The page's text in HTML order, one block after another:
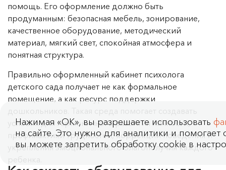
помощь. Его оформление должно быть
продуманным: безопасная мебель, зонирование,
качественное оборудование, методический
материал, мягкий свет, спокойная атмосфера и
понятная структура.
Правильно оформленный кабинет психолога
детского сада получает не как формальное
помещение, а как ресурс поддержки
условия для гармоничного развития личности,
профилактики трудностей, коррекции поведения и
укрепления эмоционального благополучия каждого
Нажимая «OK», вы разрешаете использовать
на сайте. Это нужно для аналитики и помогает
вы можете запретить обработку cookie в